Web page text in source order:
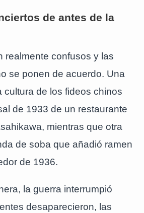
de antes de la
realmente confusos y las
se ponen de acuerdo. Una
cultura de los fideos chinos
de 1933 de un restaurante
mientras que otra
de soba que añadió ramen
de 1936.
la guerra interrumpió
desaparecieron, las